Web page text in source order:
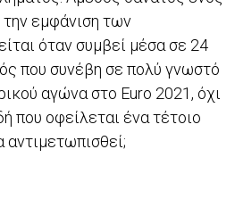
εμφάνιση των
όταν συμβεί μέσα σε 24
που συνέβη σε πολύ γνωστό
αγώνα στο Euro 2021, όχι
που οφείλεται ένα τέτοιο